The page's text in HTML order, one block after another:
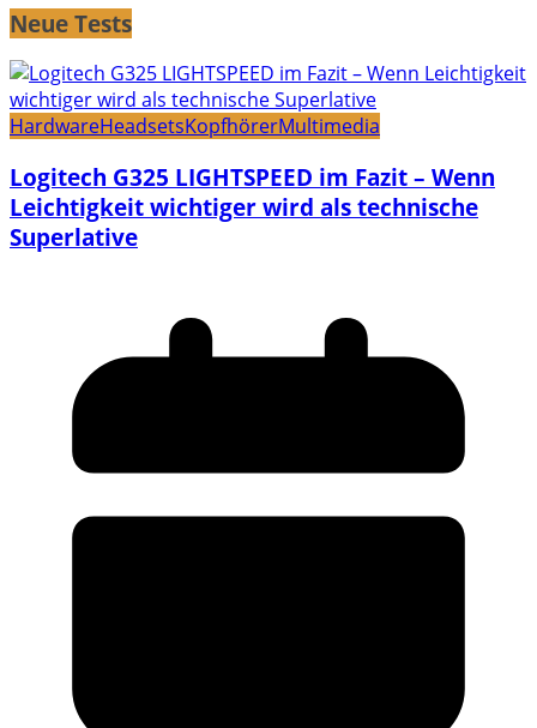
Neue Tests
HardwareHeadsetsKopfhörerMultimedia
Logitech G325 LIGHTSPEED im Fazit – Wenn
Leichtigkeit wichtiger wird als technische
Superlative